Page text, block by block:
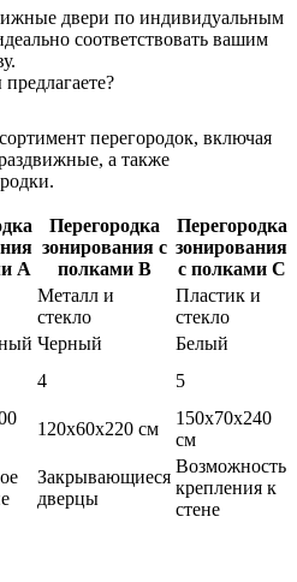
двери по индивидуальным
соответствовать вашим
перегородок, включая
а также
A
Перегородка
зонирования с
полками B
Перегородка
зонирования
с полками C
Металл и
стекло
Пластик и
стекло
Черный
Белый
4 5
120x60x220 см
150x70x240
см
Закрывающиеся
дверцы
Возможность
крепления к
стене